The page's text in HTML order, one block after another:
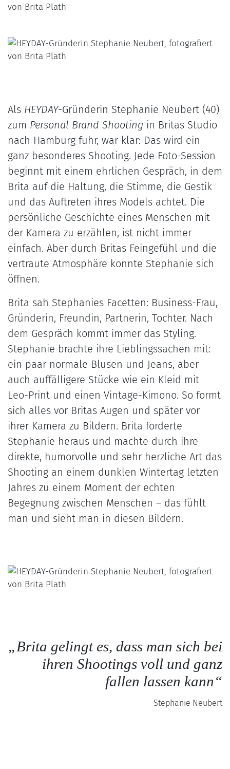
Als HEYDAY-Gründerin Stephanie Neubert (40)
zum Personal Brand Shooting in Britas Studio
nach Hamburg fuhr, war klar: Das wird ein
ganz besonderes Shooting. Jede Foto-Session
beginnt mit einem ehrlichen Gespräch, in dem
Brita auf die Haltung, die Stimme, die Gestik
und das Auftreten ihres Models achtet. Die
persönliche Geschichte eines Menschen mit
der Kamera zu erzählen, ist nicht immer
einfach. Aber durch Britas Feingefühl und die
vertraute Atmosphäre konnte Stephanie sich
öffnen.
Brita sah Stephanies Facetten: Business-Frau,
Gründerin, Freundin, Partnerin, Tochter. Nach
dem Gespräch kommt immer das Styling.
Stephanie brachte ihre Lieblingssachen mit:
ein paar normale Blusen und Jeans, aber
auch auffälligere Stücke wie ein Kleid mit
Leo-Print und einen Vintage-Kimono. So formt
sich alles vor Britas Augen und später vor
ihrer Kamera zu Bildern. Brita forderte
Stephanie heraus und machte durch ihre
direkte, humorvolle und sehr herzliche Art das
Shooting an einem dunklen Wintertag letzten
Jahres zu einem Moment der echten
Begegnung zwischen Menschen – das fühlt
man und sieht man in diesen Bildern.
„Brita gelingt es, dass man sich bei
ihren Shootings voll und ganz
fallen lassen kann“
Stephanie Neubert